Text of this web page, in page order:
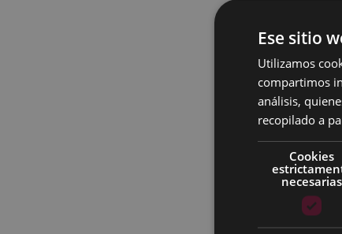
manifestando
más de treinta
cajas y que
1988) natural
un familiar en
conoció a la
Eibar, y es
En su óptica
Aguirresarobe,
Ese sitio
Utilizamos
compartimos
análisis,
recopilado a
Cookies
necesarias